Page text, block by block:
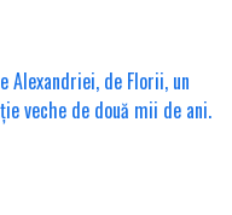
de Florii, un
veche de două mii de ani.